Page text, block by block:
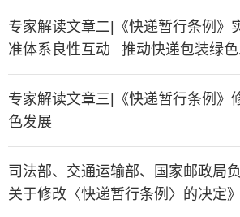
专家解读文章二|《快递暂行条例》
准体系良性互动 推动快递包装绿
专家解读文章三|《快递暂行条例》
色发展
司法部、交通运输部、国家邮政局
关于修改〈快递暂行条例〉的决定